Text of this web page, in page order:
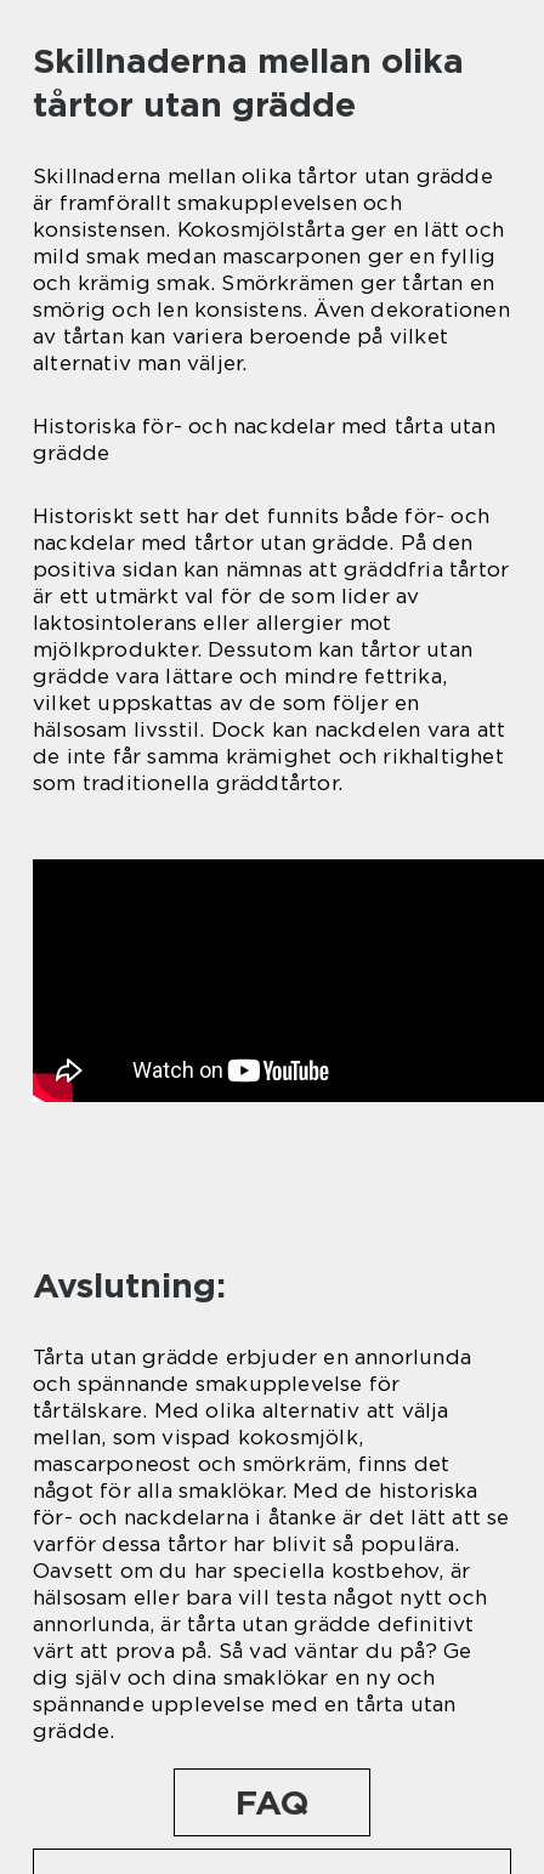
Skillnaderna mellan olika
tårtor utan grädde
Skillnaderna mellan olika tårtor utan grädde
är framförallt smakupplevelsen och
konsistensen. Kokosmjölstårta ger en lätt och
mild smak medan mascarponen ger en fyllig
och krämig smak. Smörkrämen ger tårtan en
smörig och len konsistens. Även dekorationen
av tårtan kan variera beroende på vilket
alternativ man väljer.
Historiska för- och nackdelar med tårta utan
grädde
Historiskt sett har det funnits både för- och
nackdelar med tårtor utan grädde. På den
positiva sidan kan nämnas att gräddfria tårtor
är ett utmärkt val för de som lider av
laktosintolerans eller allergier mot
mjölkprodukter. Dessutom kan tårtor utan
grädde vara lättare och mindre fettrika,
vilket uppskattas av de som följer en
hälsosam livsstil. Dock kan nackdelen vara att
de inte får samma krämighet och rikhaltighet
som traditionella gräddtårtor.
Avslutning:
Tårta utan grädde erbjuder en annorlunda
och spännande smakupplevelse för
tårtälskare. Med olika alternativ att välja
mellan, som vispad kokosmjölk,
mascarponeost och smörkräm, finns det
något för alla smaklökar. Med de historiska
för- och nackdelarna i åtanke är det lätt att se
varför dessa tårtor har blivit så populära.
Oavsett om du har speciella kostbehov, är
hälsosam eller bara vill testa något nytt och
annorlunda, är tårta utan grädde definitivt
värt att prova på. Så vad väntar du på? Ge
dig själv och dina smaklökar en ny och
spännande upplevelse med en tårta utan
grädde.
FAQ